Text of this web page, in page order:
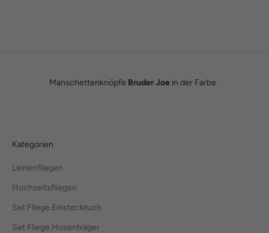
Manschettenknöpfe Bruder Joe in der Farbe .
Kategorien
Leinenfliegen
Hochzeitsfliegen
Set Fliege Einstecktuch
Set Fliege Hosenträger